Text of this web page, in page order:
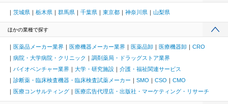
茨城県 栃木県 群馬県 千葉県 東京都 神奈川県 山梨県
ほかの業種で探す
医薬品メーカー業界 医療機器メーカー業界 医薬品卸 医療機器卸
CRO
病院・大学病院・クリニック
調剤薬局・ドラッグストア業界
バイオベンチャー業界
大学・研究施設
介護・福祉関連サービス
診断薬・臨床検査機器・臨床検査試薬メーカー
SMO CSO
CMO
医療コンサルティング
医療広告代理店・出版社・マーケティング・リサーチ